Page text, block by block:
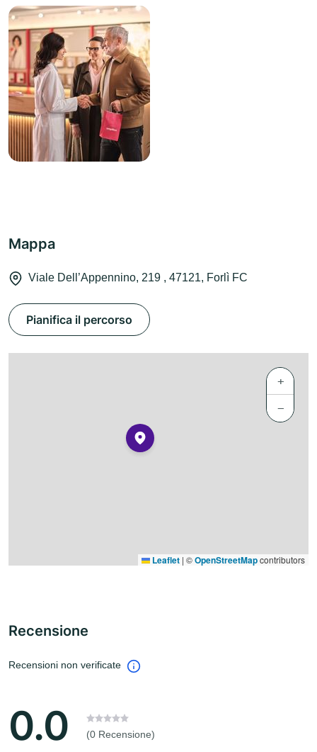
Mappa
Viale Dell’Appennino, 219 , 47121, Forlì FC
Pianifica il percorso
+
−
Leaflet | ©OpenStreetMapcontributors
Recensione
Recensioni non verificate
0.0 (0 Recensione)